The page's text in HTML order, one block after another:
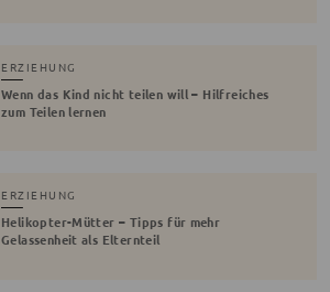
ERZIEHUNG
Wenn das Kind nicht teilen will – Hilfreiches
zum Teilen lernen
ERZIEHUNG
Helikopter-Mütter – Tipps für mehr
Gelassenheit als Elternteil